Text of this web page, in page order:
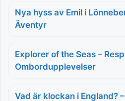
Nya hyss av Emil i
Äventyr
Explorer of the Seas –
Ombordupplevelser
Vad är klockan i England?